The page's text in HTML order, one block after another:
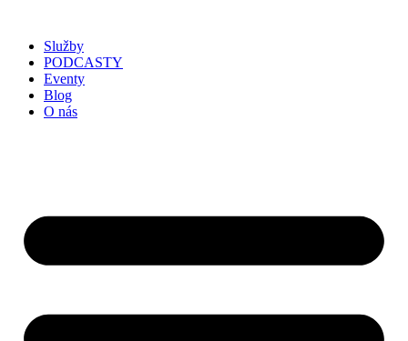
Služby
PODCASTY
Eventy
Blog
O nás